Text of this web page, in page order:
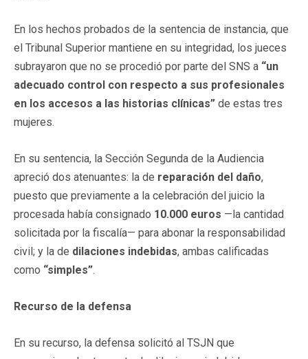
En los hechos probados de la sentencia de instancia, que
el Tribunal Superior mantiene en su integridad, los jueces
subrayaron que no se procedió por parte del SNS a “un
adecuado control con respecto a sus profesionales
en los accesos a las historias clínicas” de estas tres
mujeres.
En su sentencia, la Sección Segunda de la Audiencia
apreció dos atenuantes: la de reparación del daño,
puesto que previamente a la celebración del juicio la
procesada había consignado 10.000 euros —la cantidad
solicitada por la fiscalía— para abonar la responsabilidad
civil; y la de dilaciones indebidas, ambas calificadas
como “simples”.
Recurso de la defensa
En su recurso, la defensa solicitó al TSJN que